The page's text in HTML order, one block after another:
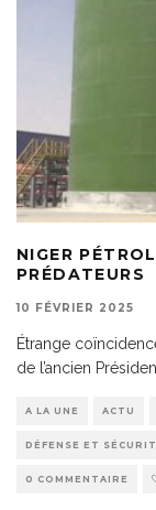
NIGER
PRÉDATEURS
10 FÉVRIER 2025
Étrange
de l’ancien
A LA UNE ACTU
DÉFENSE ET
0 COMMENTAIRE